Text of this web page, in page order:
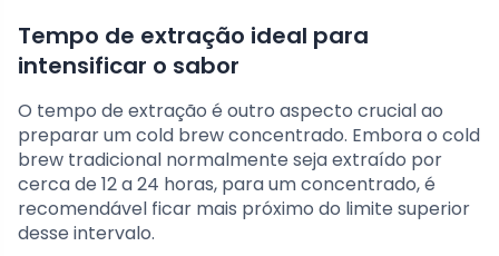
Tempo de extração ideal para
intensificar o sabor
O tempo de extração é outro aspecto crucial ao
preparar um cold brew concentrado. Embora o cold
brew tradicional normalmente seja extraído por
cerca de 12 a 24 horas, para um concentrado, é
recomendável ficar mais próximo do limite superior
desse intervalo.